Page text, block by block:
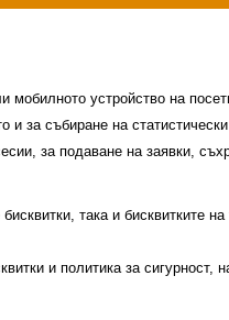
мобилното устройство на
и за събиране на
за подаване на заявки,
така и бисквитките
и политика за сигурност,